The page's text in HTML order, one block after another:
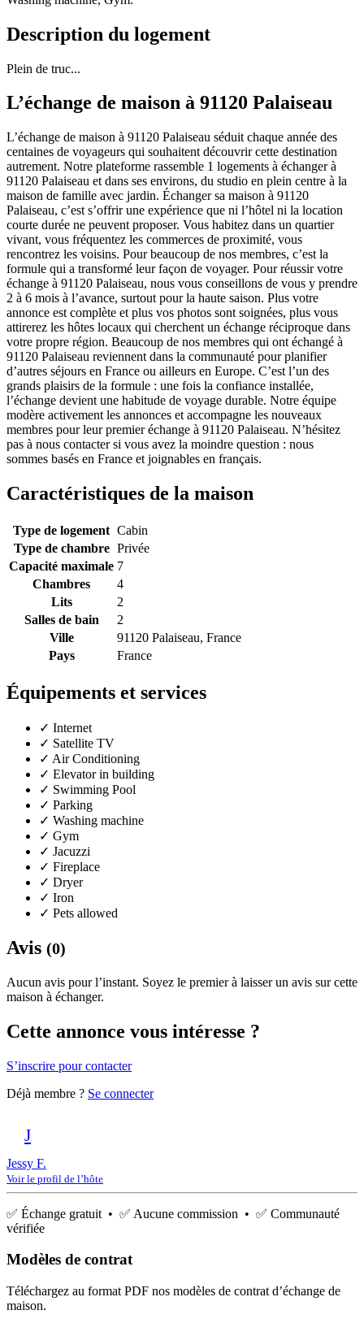
Description du logement
Plein de truc...
L’échange de maison à 91120 Palaiseau
L’échange de maison à 91120 Palaiseau séduit chaque année des
centaines de voyageurs qui souhaitent découvrir cette destination
autrement. Notre plateforme rassemble 1 logements à échanger à
91120 Palaiseau et dans ses environs, du studio en plein centre à la
maison de famille avec jardin. Échanger sa maison à 91120
Palaiseau, c’est s’offrir une expérience que ni l’hôtel ni la location
courte durée ne peuvent proposer. Vous habitez dans un quartier
vivant, vous fréquentez les commerces de proximité, vous
rencontrez les voisins. Pour beaucoup de nos membres, c’est la
formule qui a transformé leur façon de voyager. Pour réussir votre
échange à 91120 Palaiseau, nous vous conseillons de vous y prendre
2 à 6 mois à l’avance, surtout pour la haute saison. Plus votre
annonce est complète et plus vos photos sont soignées, plus vous
attirerez les hôtes locaux qui cherchent un échange réciproque dans
votre propre région. Beaucoup de nos membres qui ont échangé à
91120 Palaiseau reviennent dans la communauté pour planifier
d’autres séjours en France ou ailleurs en Europe. C’est l’un des
grands plaisirs de la formule : une fois la confiance installée,
l’échange devient une habitude de voyage durable. Notre équipe
modère activement les annonces et accompagne les nouveaux
membres pour leur premier échange à 91120 Palaiseau. N’hésitez
pas à nous contacter si vous avez la moindre question : nous
sommes basés en France et joignables en français.
Caractéristiques de la maison
Type de logement Cabin
Type de chambre Privée
Capacité maximale 7
Chambres
4
Lits
2
Salles de bain
2
Ville
91120 Palaiseau, France
Pays
France
Équipements et services
✓ Internet
✓ Satellite TV
✓ Air Conditioning
✓ Elevator in building
✓ Swimming Pool
✓ Parking
✓ Washing machine
✓ Gym
✓ Jacuzzi
✓ Fireplace
✓ Dryer
✓ Iron
✓ Pets allowed
Avis (0)
Aucun avis pour l’instant. Soyez le premier à laisser un avis sur cette
maison à échanger.
Cette annonce vous intéresse ?
S’inscrire pour contacter
Déjà membre ? Se connecter
J
Jessy F.
Voir le profil de l’hôte
✅ Échange gratuit • ✅ Aucune commission • ✅ Communauté
vérifiée
Modèles de contrat
Téléchargez au format PDF nos modèles de contrat d’échange de
maison.